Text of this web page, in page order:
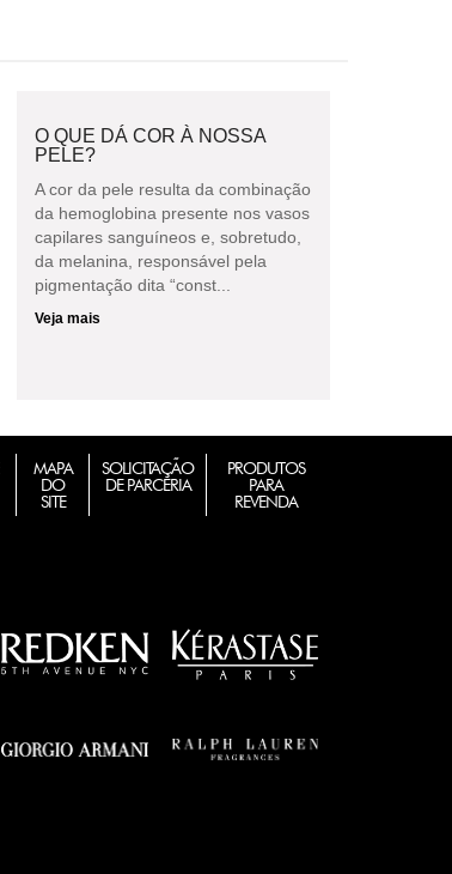
O QUE DÁ COR À NOSSA
PELE?
A cor da pele resulta da combinação
da hemoglobina presente nos vasos
capilares sanguíneos e, sobretudo,
da melanina, responsável pela
pigmentação dita “const...
Veja mais
MAPA
DO
SITE
SOLICITAÇÃO
DE PARCERIA
PRODUTOS
PARA
REVENDA